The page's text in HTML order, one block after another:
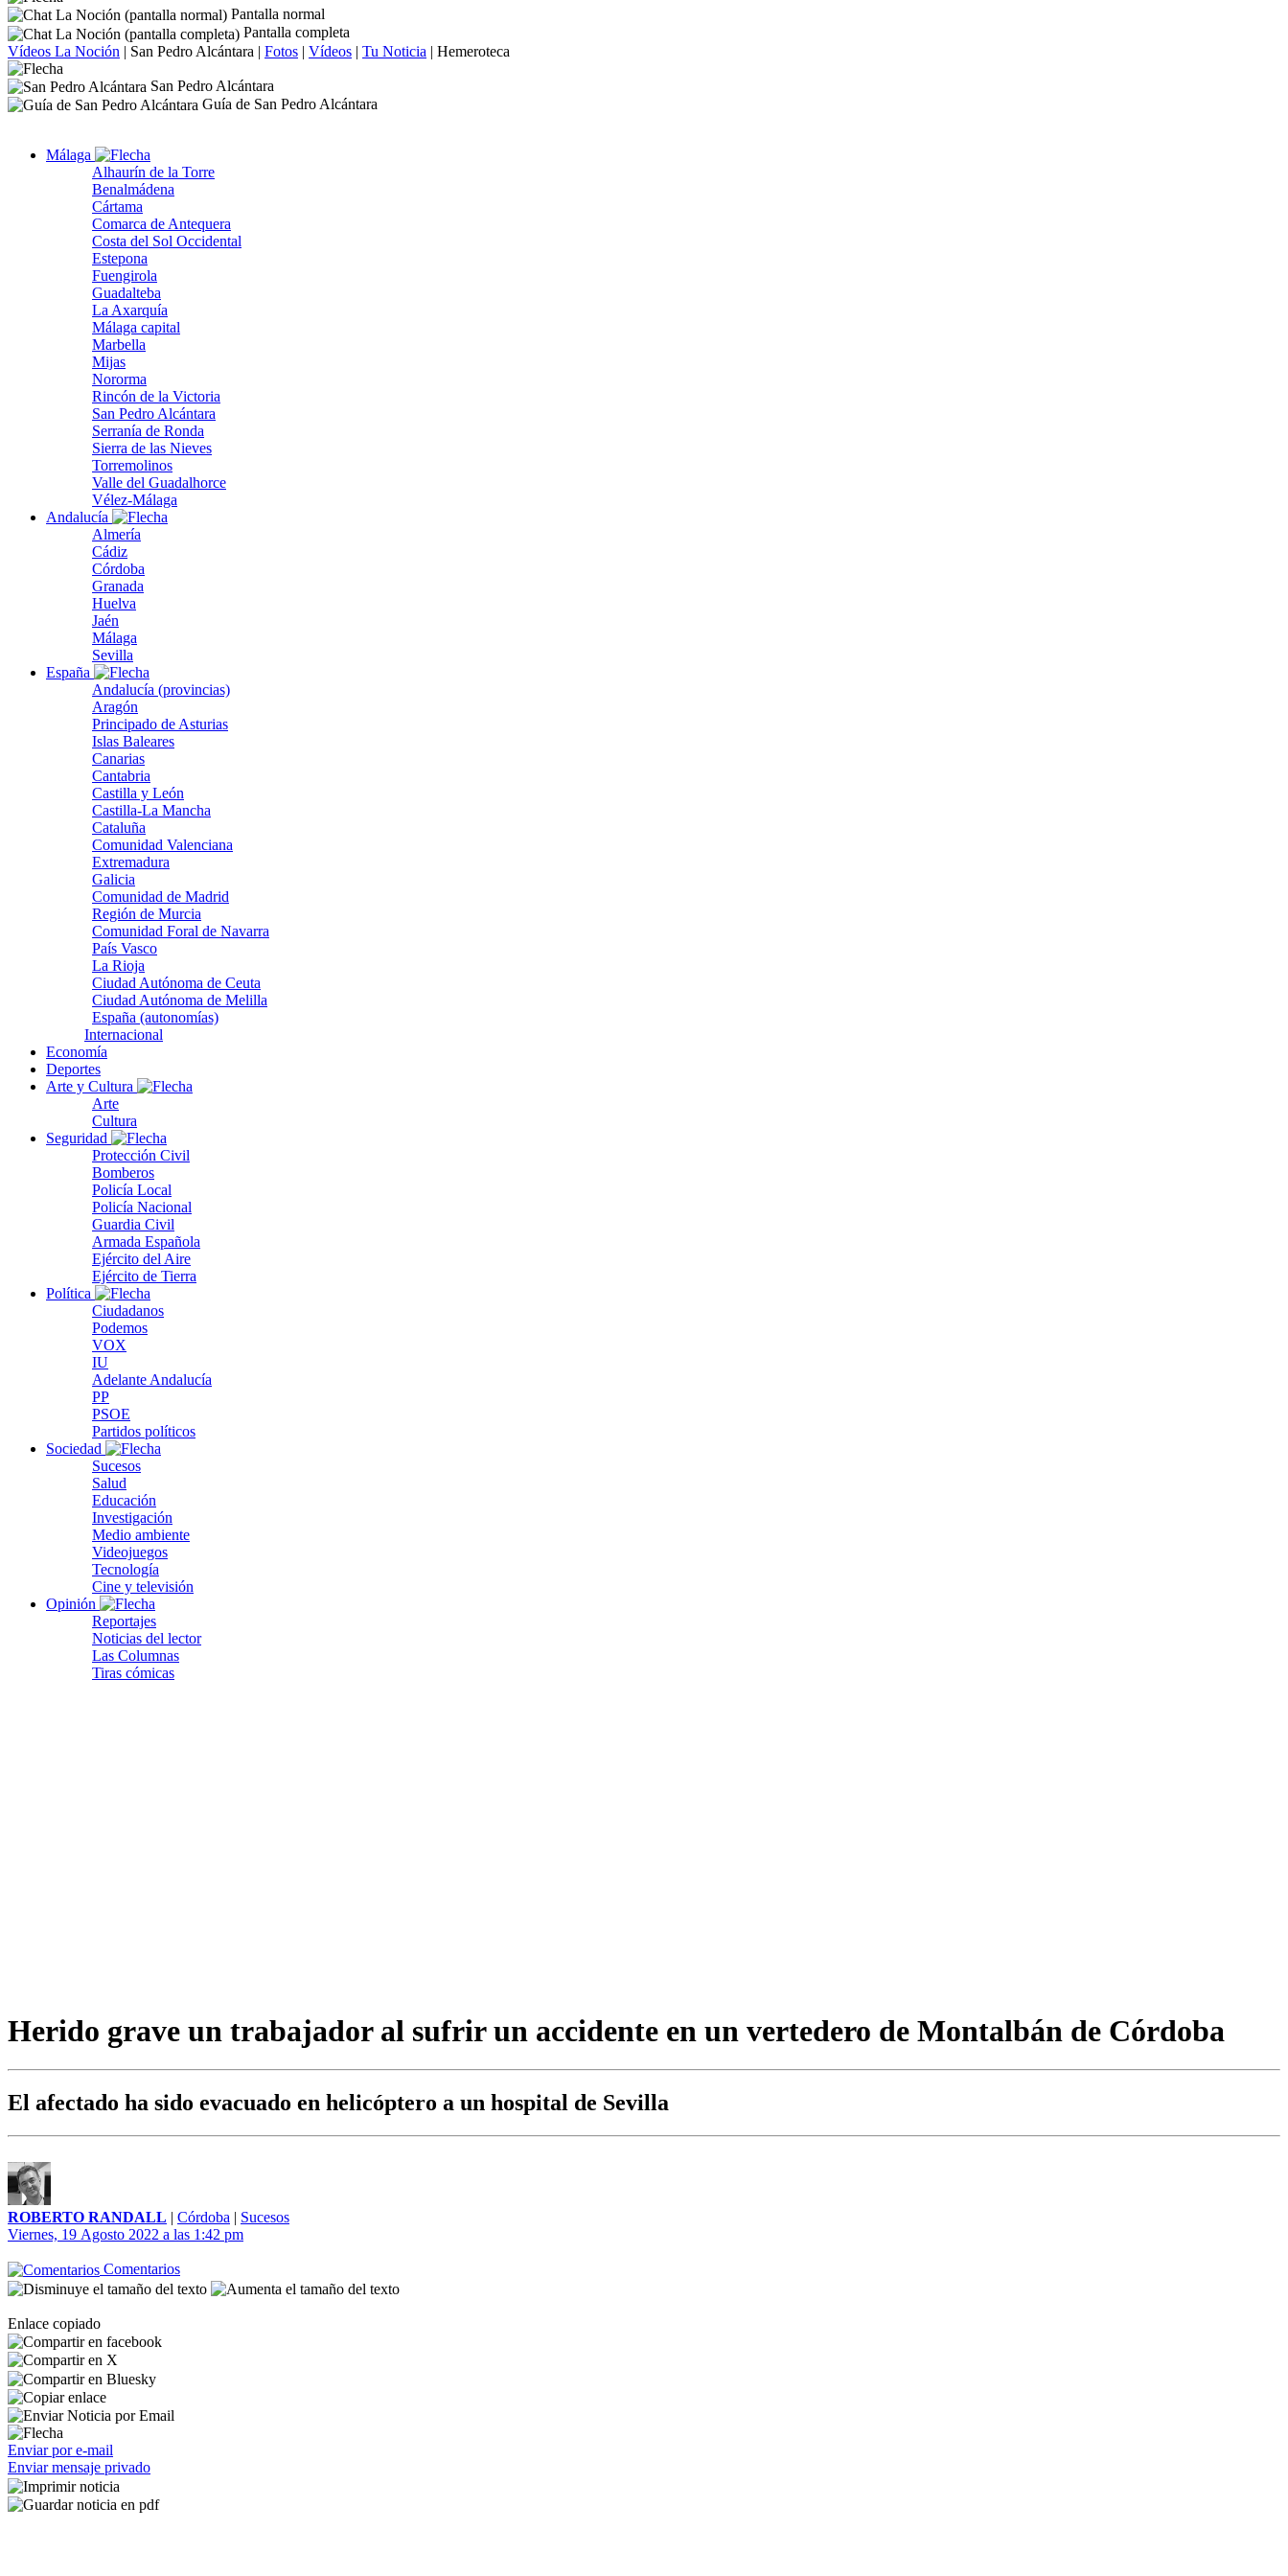
Pantalla normal
Pantalla completa
Vídeos La Noción | San Pedro Alcántara | Fotos | Vídeos | Tu Noticia | Hemeroteca
San Pedro Alcántara
Guía de San Pedro Alcántara
Málaga
Alhaurín de la Torre
Benalmádena
Cártama
Comarca de Antequera
Costa del Sol Occidental
Estepona
Fuengirola
Guadalteba
La Axarquía
Málaga capital
Marbella
Mijas
Nororma
Rincón de la Victoria
San Pedro Alcántara
Serranía de Ronda
Sierra de las Nieves
Torremolinos
Valle del Guadalhorce
Vélez-Málaga
Andalucía
Almería
Cádiz
Córdoba
Granada
Huelva
Jaén
Málaga
Sevilla
España
Andalucía (provincias)
Aragón
Principado de Asturias
Islas Baleares
Canarias
Cantabria
Castilla y León
Castilla-La Mancha
Cataluña
Comunidad Valenciana
Extremadura
Galicia
Comunidad de Madrid
Región de Murcia
Comunidad Foral de Navarra
País Vasco
La Rioja
Ciudad Autónoma de Ceuta
Ciudad Autónoma de Melilla
España (autonomías)
Internacional
Economía
Deportes
Arte y Cultura
Arte
Cultura
Seguridad
Protección Civil
Bomberos
Policía Local
Policía Nacional
Guardia Civil
Armada Española
Ejército del Aire
Ejército de Tierra
Política
Ciudadanos
Podemos
VOX
IU
Adelante Andalucía
PP
PSOE
Partidos políticos
Sociedad
Sucesos
Salud
Educación
Investigación
Medio ambiente
Videojuegos
Tecnología
Cine y televisión
Opinión
Reportajes
Noticias del lector
Las Columnas
Tiras cómicas
Herido grave un trabajador al sufrir un accidente en un vertedero de Montalbán de Córdoba
El afectado ha sido evacuado en helicóptero a un hospital de Sevilla
ROBERTO RANDALL | Córdoba | Sucesos
Viernes, 19 Agosto 2022 a las 1:42 pm
Comentarios
Enlace copiado
Enviar por e-mail
Enviar mensaje privado